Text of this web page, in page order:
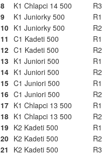
8
K1 Chlapci 14 500 R3
9
K1 Juniorky 500 R1
10 K1 Juniorky 500 R2
11 C1 Kadeti 500 R1
12 C1 Kadeti 500 R2
13 K1 Juniori 500 R1
14 K1 Juniori 500 R2
15 C1 Juniori 500 R1
16 C1 Juniori 500 R2
17 K1 Chlapci 13 500 R1
18 K1 Chlapci 13 500 R2
19 K2 Kadeti 500 R1
20 K2 Kadeti 500 R2
21
K2 Kadeti 500 R3